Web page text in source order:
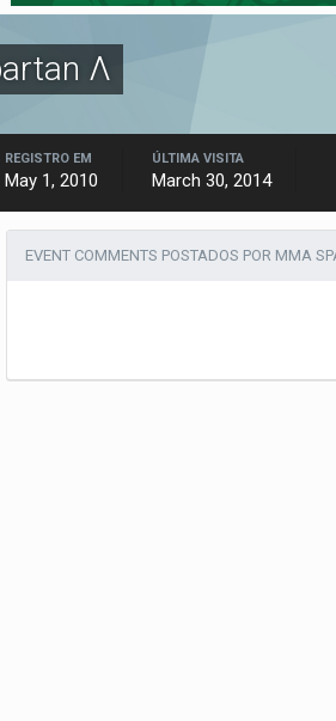
Λ
REGISTRO EM
May 1, 2010
ÚLTIMA VISITA
March 30, 2014
EVENT COMMENTS POSTADOS POR MMA